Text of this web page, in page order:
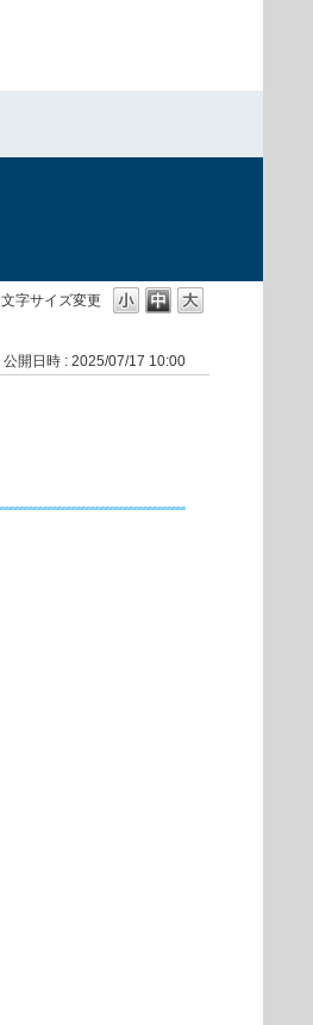
文字サイズ変更
公開日時 : 2025/07/17 10:00